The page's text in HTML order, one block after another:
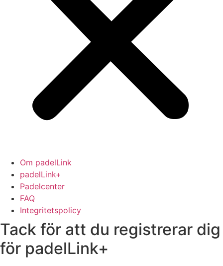
Om padelLink
padelLink+
Padelcenter
FAQ
Integritetspolicy
Tack för att du registrerar dig
för padelLink+